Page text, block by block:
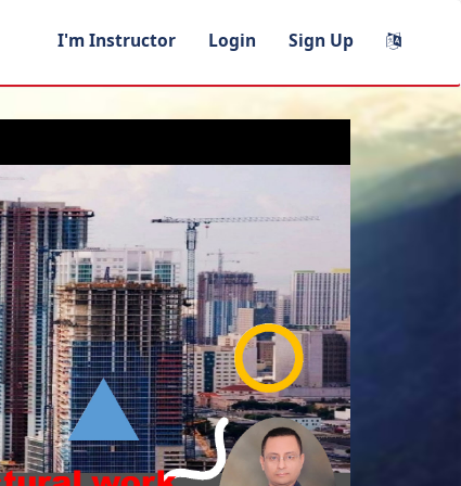
I'm Instructor Login Sign Up